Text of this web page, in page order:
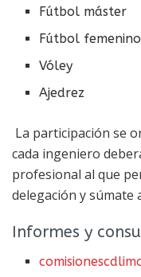
Fútbol máster
Fútbol femenino
Vóley
Ajedrez
La participación se
cada ingeniero
profesional al que
delegación y súmate
Informes y